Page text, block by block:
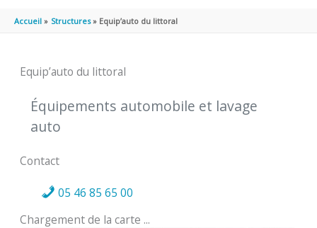
PRINCIPAL
Accueil Structures Equip’auto du littoral
Equip’auto du littoral
Équipements automobile et lavage
auto
Contact
05 46 85 65 00
Chargement de la carte ...